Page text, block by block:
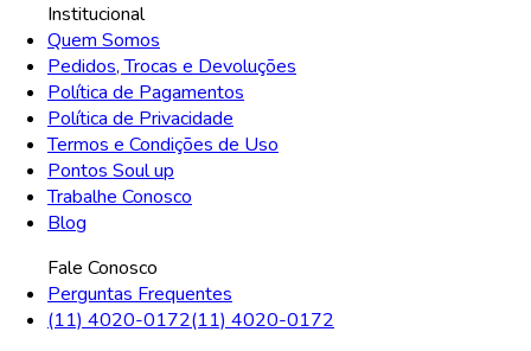
Institucional
Quem Somos
Pedidos, Trocas e Devoluções
Política de Pagamentos
Política de Privacidade
Termos e Condições de Uso
Pontos Soul up
Trabalhe Conosco
Blog
Fale Conosco
Perguntas Frequentes
(11) 4020-0172(11) 4020-0172